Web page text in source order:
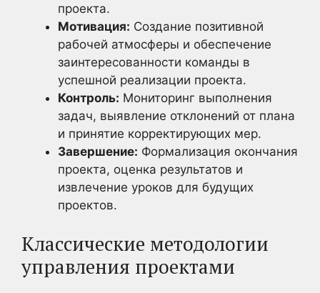
проекта.
Мотивация: Создание позитивной
рабочей атмосферы и обеспечение
заинтересованности команды в
успешной реализации проекта.
Контроль: Мониторинг выполнения
задач, выявление отклонений от плана
и принятие корректирующих мер.
Завершение: Формализация окончания
проекта, оценка результатов и
извлечение уроков для будущих
проектов.
Классические методологии
управления проектами